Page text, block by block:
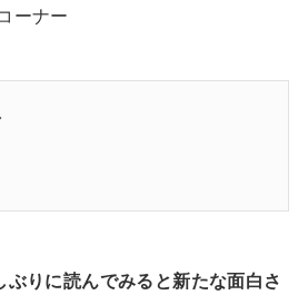
ーナー
りに読んでみると新たな面白さ